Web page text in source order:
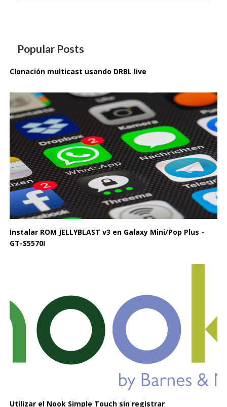
Popular Posts
Clonación multicast usando DRBL live
Instalar ROM JELLYBLAST v3 en Galaxy Mini/Pop Plus -
GT-S5570I
Utilizar el Nook Simple Touch sin registrar